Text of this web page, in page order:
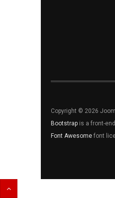
Copyright © 2026
Bootstrap is a front-
Font Awesome font